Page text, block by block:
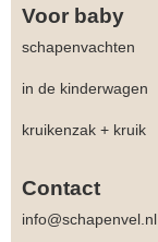
Voor baby
schapenvachten
in de kinderwagen
kruikenzak + kruik
Contact
info@schapenvel.nl